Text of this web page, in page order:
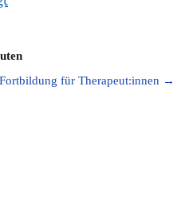
für Therapeut:innen →